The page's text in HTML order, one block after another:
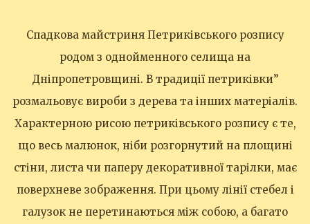
Спадкова майстриня Петриківського розпису
родом з однойменного селища на
Дніпропетровщині. В традиції петриківки”
розмальовує вироби з дерева та інших матеріалів.
Характерною рисою петриківського розпису є те,
що весь малюнок, ніби розгорнутий на площині
стіни, листа чи паперу декоративної тарілки, має
поверхневе зображення. При цьому лінії стебел і
галузок не перетинаються між собою, а багато